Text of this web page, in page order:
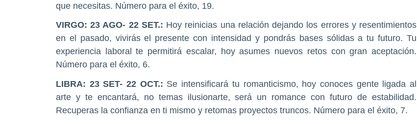
que necesitas. Número para el éxito, 19.
VIRGO: 23 AGO- 22 SET.: Hoy reinicias una relación dejando los errores y resentimientos
en el pasado, vivirás el presente con intensidad y pondrás bases sólidas a tu futuro. Tu
experiencia laboral te permitirá escalar, hoy asumes nuevos retos con gran aceptación.
Número para el éxito, 6.
LIBRA: 23 SET- 22 OCT.: Se intensificará tu romanticismo, hoy conoces gente ligada al
arte y te encantará, no temas ilusionarte, será un romance con futuro de estabilidad.
Recuperas la confianza en ti mismo y retomas proyectos truncos. Número para el éxito, 7.